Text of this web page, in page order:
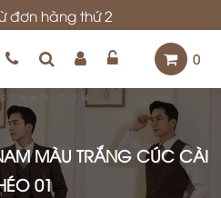
đơn hàng thứ 2
0
MÀU TRẮNG CÚC CÀI
01